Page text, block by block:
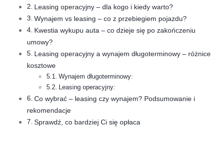
Leasing operacyjny – dla kogo i kiedy warto?
Wynajem vs leasing – co z przebiegiem pojazdu?
Kwestia wykupu auta – co dzieje się po zakończeniu
umowy?
Leasing operacyjny a wynajem długoterminowy – różnice
kosztowe
Wynajem długoterminowy:
Leasing operacyjny:
Co wybrać – leasing czy wynajem? Podsumowanie i
rekomendacje
Sprawdź, co bardziej Ci się opłaca